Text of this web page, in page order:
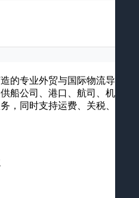
的专业外贸与国际物流导航平
船公司、港口、航司、机场、
，同时支持运费、关税、海关